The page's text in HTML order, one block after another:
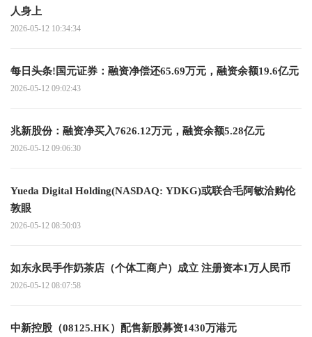
人身上
2026-05-12 10:34:34
每日头条!国元证券：融资净偿还65.69万元，融资余额19.6亿元
2026-05-12 09:02:43
兆新股份：融资净买入7626.12万元，融资余额5.28亿元
2026-05-12 09:06:30
Yueda Digital Holding(NASDAQ: YDKG)或联合毛阿敏洽购伦
敦眼
2026-05-12 08:50:03
如东永民手作奶茶店（个体工商户）成立 注册资本1万人民币
2026-05-12 08:07:58
中新控股（08125.HK）配售新股募资1430万港元